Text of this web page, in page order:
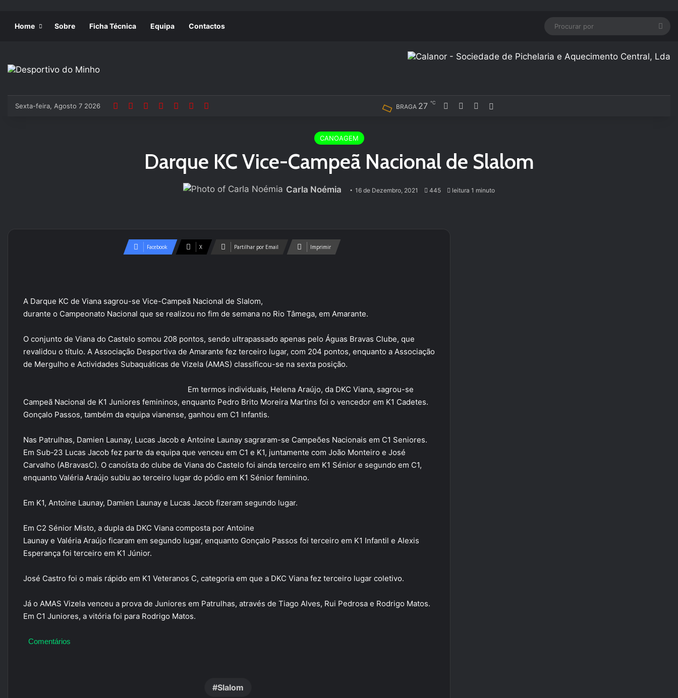
Home Sobre Ficha Técnica Equipa Contactos
Sexta-feira, Agosto 7 2026 BRAGA 27 ℃ FacebookYouTubeInstagram
CANOAGEM
Darque KC Vice-Campeã Nacional de Slalom
Carla Noémia 16 de Dezembro, 2021 445 leitura 1 minuto
Facebook X Partilhar por Email Imprimir
A Darque KC de Viana sagrou-se Vice-Campeã Nacional de Slalom,
durante o Campeonato Nacional que se realizou no fim de semana no Rio Tâmega, em Amarante.
O conjunto de Viana do Castelo somou 208 pontos, sendo ultrapassado apenas pelo Águas Bravas Clube, que
revalidou o título. A Associação Desportiva de Amarante fez terceiro lugar, com 204 pontos, enquanto a Associação
de Mergulho e Actividades Subaquáticas de Vizela (AMAS) classificou-se na sexta posição.
Em termos individuais, Helena Araújo, da DKC Viana, sagrou-se
Campeã Nacional de K1 Juniores femininos, enquanto Pedro Brito Moreira Martins foi o vencedor em K1 Cadetes.
Gonçalo Passos, também da equipa vianense, ganhou em C1 Infantis.
Nas Patrulhas, Damien Launay, Lucas Jacob e Antoine Launay sagraram-se Campeões Nacionais em C1 Seniores.
Em Sub-23 Lucas Jacob fez parte da equipa que venceu em C1 e K1, juntamente com João Monteiro e José
Carvalho (ABravasC). O canoísta do clube de Viana do Castelo foi ainda terceiro em K1 Sénior e segundo em C1,
enquanto Valéria Araújo subiu ao terceiro lugar do pódio em K1 Sénior feminino.
Em K1, Antoine Launay, Damien Launay e Lucas Jacob fizeram segundo lugar.
Em C2 Sénior Misto, a dupla da DKC Viana composta por Antoine
Launay e Valéria Araújo ficaram em segundo lugar, enquanto Gonçalo Passos foi terceiro em K1 Infantil e Alexis
Esperança foi terceiro em K1 Júnior.
José Castro foi o mais rápido em K1 Veteranos C, categoria em que a DKC Viana fez terceiro lugar coletivo.
Já o AMAS Vizela venceu a prova de Juniores em Patrulhas, através de Tiago Alves, Rui Pedrosa e Rodrigo Matos.
Em C1 Juniores, a vitória foi para Rodrigo Matos.
Comentários
Slalom